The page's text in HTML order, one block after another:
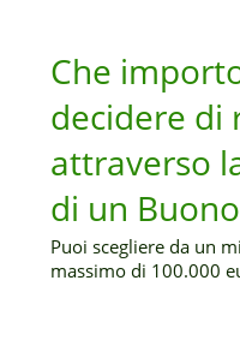
Che
decidere di
attraverso
di un
Puoi scegliere da un
massimo di 100.000